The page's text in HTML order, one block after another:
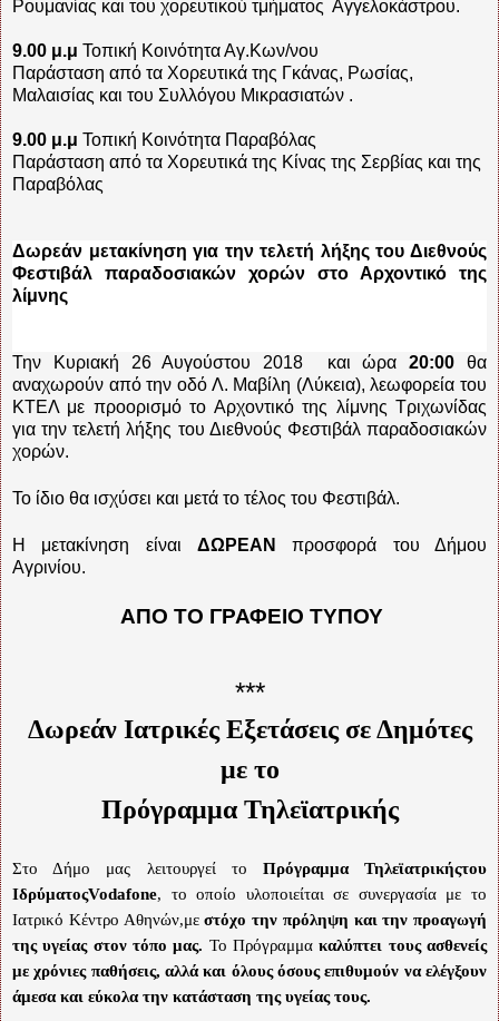
Ρουμανίας και του χορευτικού τμήματος Αγγελοκάστρου.
9.00 μ.μ Τοπική Κοινότητα Αγ.Κων/νου
Παράσταση από τα Χορευτικά της Γκάνας, Ρωσίας,
Μαλαισίας και του Συλλόγου Μικρασιατών .
9.00 μ.μ Τοπική Κοινότητα Παραβόλας
Παράσταση από τα Χορευτικά της Κίνας της Σερβίας και της
Παραβόλας
Δωρεάν μετακίνηση για την τελετή λήξης του Διεθνούς
Φεστιβάλ παραδοσιακών χορών στο Αρχοντικό της
λίμνης
Την Κυριακή 26 Αυγούστου 2018 και ώρα20:00 θα
αναχωρούν από την οδό Λ. Μαβίλη (Λύκεια), λεωφορεία του
ΚΤΕΛ με προορισμό το Αρχοντικό της λίμνης Τριχωνίδας
για την τελετή λήξης του Διεθνούς Φεστιβάλ παραδοσιακών
χορών.
Το ίδιο θα ισχύσει και μετά το τέλος του Φεστιβάλ.
Η μετακίνηση είναι ΔΩΡΕΑΝ
προσφορά του Δήμου
Αγρινίου.
ΑΠΟ ΤΟ ΓΡΑΦΕΙΟ ΤΥΠΟΥ
***
Δωρεάν Ιατρικές Εξετάσεις σε Δημότες
με το
Πρόγραμμα Τηλεϊατρικής
Στο Δήμο μας λειτουργεί το Πρόγραμμα Τηλεϊατρικήςτου
ΙδρύματοςVodafone, το οποίο υλοποιείται σε συνεργασία με το
Ιατρικό Κέντρο Αθηνών,μεστόχο την πρόληψη και την προαγωγή
της υγείας στον τόπο μας. Το Πρόγραμμακαλύπτει τους ασθενείς
με χρόνιες παθήσεις, αλλά και όλους όσους επιθυμούν να ελέγξουν
άμεσα και εύκολα την κατάσταση της υγείας τους.